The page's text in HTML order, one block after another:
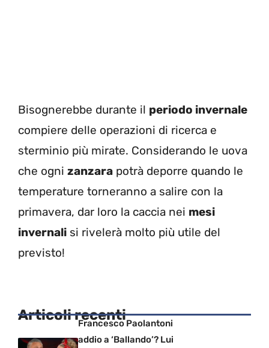
Bisognerebbe durante il periodo invernale
compiere delle operazioni di ricerca e
sterminio più mirate. Considerando le uova
che ogni zanzara potrà deporre quando le
temperature torneranno a salire con la
primavera, dar loro la caccia nei mesi
invernali si rivelerà molto più utile del
previsto!
Articoli recentiFrancesco Paolantoni
addio a ‘Ballando’? Lui